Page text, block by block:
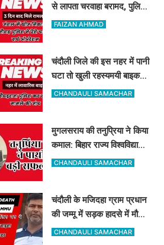
से लापता चरवाहा बरामद, पुलिस
ने ड्रोन से खोज निकाला
FAIZAN AHMAD
चंदौली जिले की इस नहर में पानी
घटा तो खुली रहस्यमयी बाइक
और बोरे की पोल, इलाके में मचा
CHANDAULI SAMACHAR
मुगलसराय की तनुप्रिया ने किया
कमाल: बिहार राज्य विश्वविद्यालय
आयोग में बन गयीं असिस्टेंट
CHANDAULI SAMACHAR
चंदौली के मजिदहा ग्राम प्रधान
की जम्मू में सड़क हादसे में मौत,
गांव में मचा कोहराम
CHANDAULI SAMACHAR